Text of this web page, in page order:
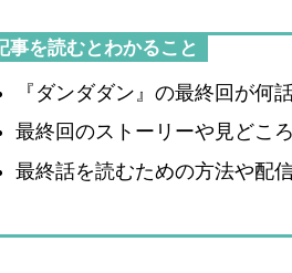
事を読むとわかること
『ダンダダン』の最終回が何
最終回のストーリーや見どこ
最終話を読むための方法や配